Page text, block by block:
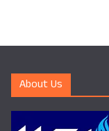
About Us